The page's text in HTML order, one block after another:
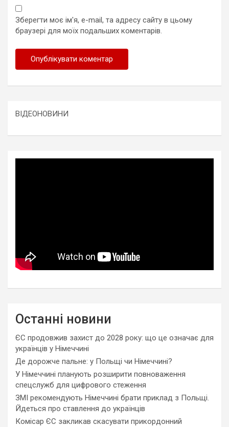
Зберегти моє ім'я, e-mail, та адресу сайту в цьому
браузері для моїх подальших коментарів.
ВІДЕОНОВИНИ
Останні новини
ЄС продовжив захист до 2028 року: що це означає для
українців у Німеччині
Де дорожче пальне: у Польщі чи Німеччині?
У Німеччині планують розширити повноваження
спецслужб для цифрового стеження
ЗМІ рекомендують Німеччині брати приклад з Польщі.
Йдеться про ставлення до українців
Комісар ЄС закликав скасувати прикордонний